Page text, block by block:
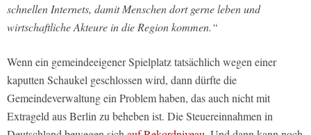
schnellen Internets, damit Menschen dort gerne leben und
wirtschaftliche Akteure in die Region kommen.“
Wenn ein gemeindeeigener Spielplatz tatsächlich wegen einer
kaputten Schaukel geschlossen wird, dann dürfte die
Gemeindeverwaltung ein Problem haben, das auch nicht mit
Extrageld aus Berlin zu beheben ist. Die Steuereinnahmen in